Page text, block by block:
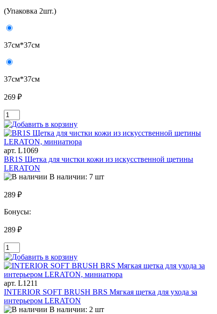
(Упаковка 2шт.)
37см*37см
37см*37см
269 ₽
арт. L1069
BR1S Щетка для чистки кожи из искусственной щетины
LERATON
В наличии: 7 шт
289 ₽
Бонусы:
289 ₽
арт. L1211
INTERIOR SOFT BRUSH BRS Мягкая щетка для ухода за
интерьером LERATON
В наличии: 2 шт